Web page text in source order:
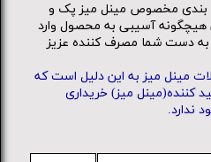
بندی مخصوص مینل میز پک و
هیچگونه آسیبی به محصول وارد
دست شما مصرف کننده عزیز
مینل میز به این دلیل است که
کننده(مینل میز) خریداری
ندارد.